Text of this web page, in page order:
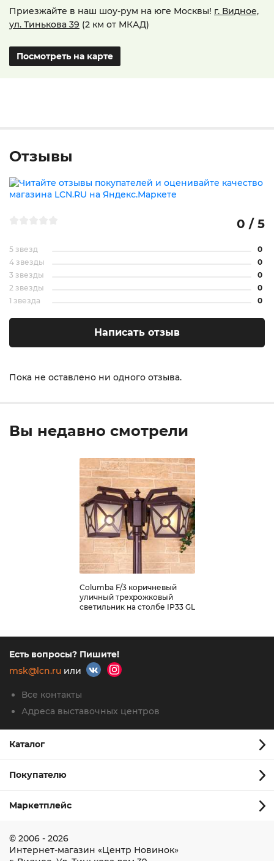
Приезжайте в наш шоу-рум на юге Москвы! г. Видное,
ул. Тинькова 39 (2 км от МКАД)
Посмотреть на карте
Отзывы
Пока не оставлено ни одного отзыва.
0 / 5
5 звезд
0
4 звезды
0
3 звезды
0
2 звезды
0
1 звезда
0
Написать отзыв
Вы недавно смотрели
Columba F/3 коричневый
уличный трехрожковый
светильник на столбе IP33 GL
Есть вопросы? Пишите!
msk@lcn.ru или
Все контакты
Адреса выставочных центров
Каталог
Покупателю
Маркетплейс
© 2006 - 2026
Интернет-магазин «Центр Новинок»